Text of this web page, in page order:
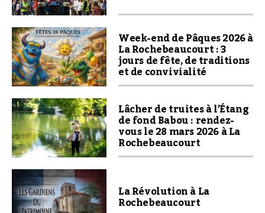
Week-end de Pâques 2026 à
La Rochebeaucourt : 3
jours de fête, de traditions
et de convivialité
Lâcher de truites à l’Étang
de fond Babou : rendez-
vous le 28 mars 2026 à La
Rochebeaucourt
La Révolution à La
Rochebeaucourt